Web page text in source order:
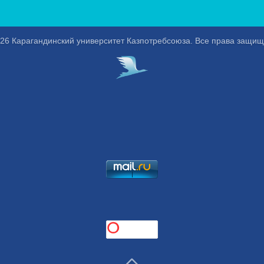
Карагандинский университет Казпотребсоюза. Все права